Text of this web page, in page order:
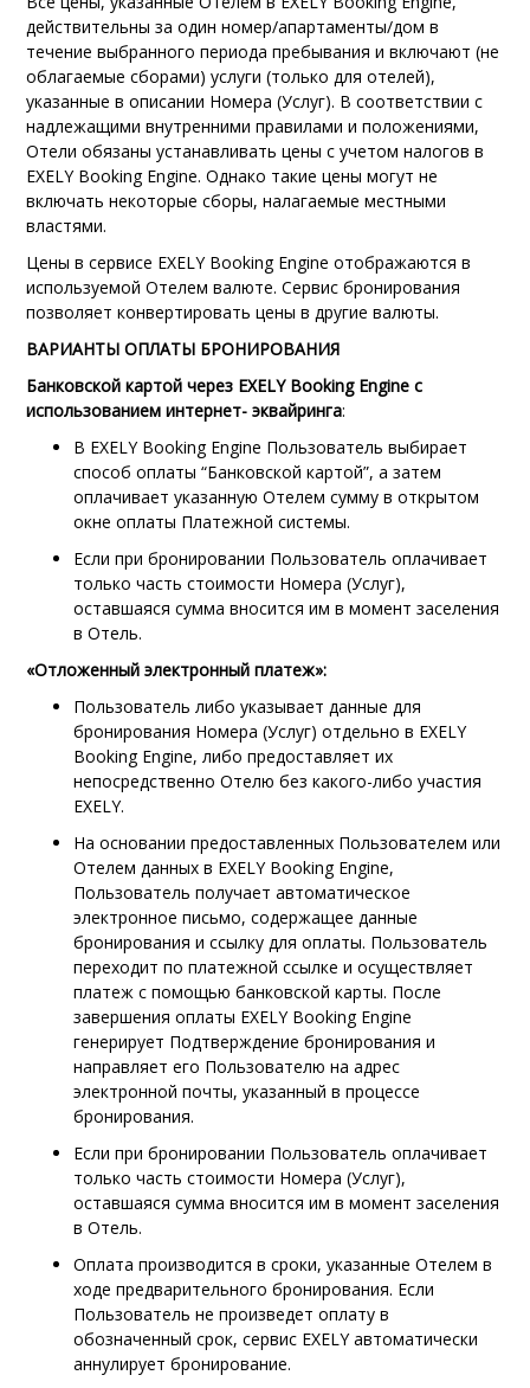
действительны за один номер/апартаменты/дом в
течение выбранного периода пребывания и включают (не
облагаемые сборами) услуги (только для отелей),
указанные в описании Номера (Услуг). В соответствии с
надлежащими внутренними правилами и положениями,
Отели обязаны устанавливать цены с учетом налогов в
EXELY Booking Engine. Однако такие цены могут не
включать некоторые сборы, налагаемые местными
властями.
Цены в сервисе EXELY Booking Engine отображаются в
используемой Отелем валюте. Сервис бронирования
позволяет конвертировать цены в другие валюты.
ВАРИАНТЫ ОПЛАТЫ БРОНИРОВАНИЯ
Банковской картой через EXELY Booking Engine с
использованием интернет- эквайринга:
В EXELY Booking Engine Пользователь выбирает
способ оплаты “Банковской картой”, а затем
оплачивает указанную Отелем сумму в открытом
окне оплаты Платежной системы.
Если при бронировании Пользователь оплачивает
только часть стоимости Номера (Услуг),
оставшаяся сумма вносится им в момент заселения
в Отель.
«Отложенный электронный платеж»:
Пользователь либо указывает данные для
бронирования Номера (Услуг) отдельно в EXELY
Booking Engine, либо предоставляет их
непосредственно Отелю без какого-либо участия
EXELY.
На основании предоставленных Пользователем или
Отелем данных в EXELY Booking Engine,
Пользователь получает автоматическое
электронное письмо, содержащее данные
бронирования и ссылку для оплаты. Пользователь
переходит по платежной ссылке и осуществляет
платеж с помощью банковской карты. После
завершения оплаты EXELY Booking Engine
генерирует Подтверждение бронирования и
направляет его Пользователю на адрес
электронной почты, указанный в процессе
бронирования.
Если при бронировании Пользователь оплачивает
только часть стоимости Номера (Услуг),
оставшаяся сумма вносится им в момент заселения
в Отель.
Оплата производится в сроки, указанные Отелем в
ходе предварительного бронирования. Если
Пользователь не произведет оплату в
обозначенный срок, сервис EXELY автоматически
аннулирует бронирование.